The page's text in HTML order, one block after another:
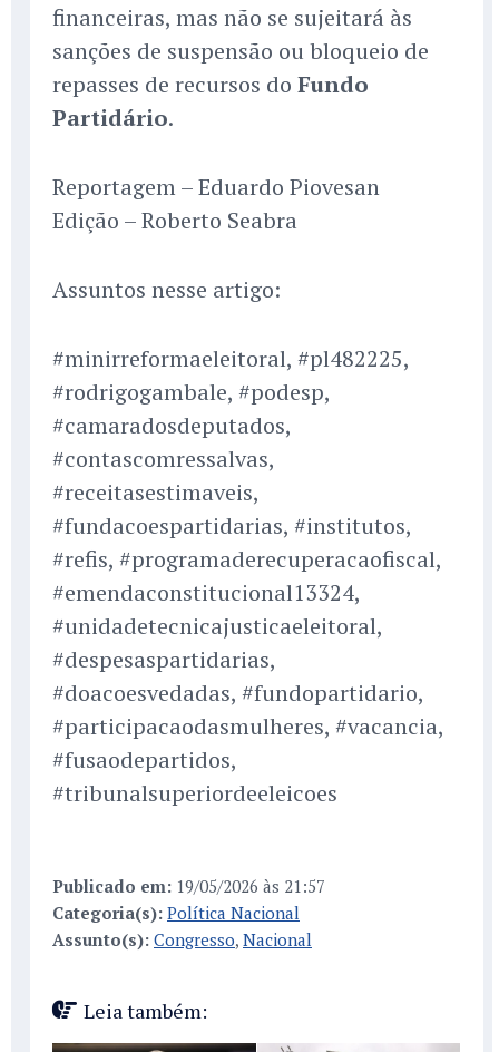
financeiras, mas não se sujeitará às
sanções de suspensão ou bloqueio de
repasses de recursos do Fundo
Partidário.
Reportagem – Eduardo Piovesan
Edição – Roberto Seabra
Assuntos nesse artigo:
#minirreformaeleitoral, #pl482225,
#rodrigogambale, #podesp,
#camaradosdeputados,
#contascomressalvas,
#receitasestimaveis,
#fundacoespartidarias, #institutos,
#refis, #programaderecuperacaofiscal,
#emendaconstitucional13324,
#unidadetecnicajusticaeleitoral,
#despesaspartidarias,
#doacoesvedadas, #fundopartidario,
#participacaodasmulheres, #vacancia,
#fusaodepartidos,
#tribunalsuperiordeeleicoes
Publicado em: 19/05/2026 às 21:57
Categoria(s): Política Nacional
Assunto(s): Congresso, Nacional
Leia também: